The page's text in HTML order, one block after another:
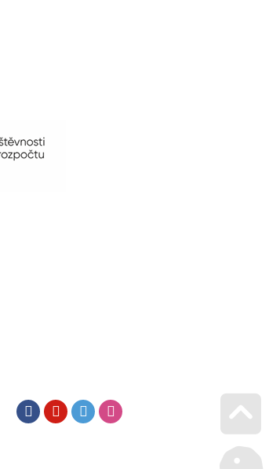
FacebookYoutubeTwitter
Go